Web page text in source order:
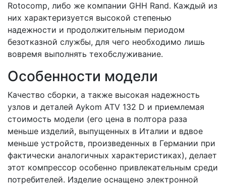
Rotocomp, либо же компании GHH Rand. Каждый из
них характеризуется высокой степенью
надежности и продолжительным периодом
безотказной службы, для чего необходимо лишь
вовремя выполнять техобслуживание.
Особенности модели
Качество сборки, а также высокая надежность
узлов и деталей Aykom ATV 132 D и приемлемая
стоимость модели (его цена в полтора раза
меньше изделий, выпущенных в Италии и вдвое
меньше устройств, произведенных в Германии при
фактически аналогичных характеристиках), делает
этот компрессор особенно привлекательным среди
потребителей. Изделие оснащено электронной